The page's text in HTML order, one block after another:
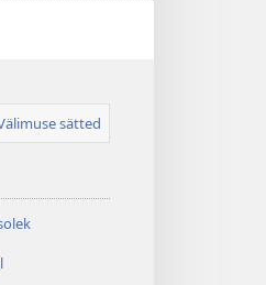
sätted